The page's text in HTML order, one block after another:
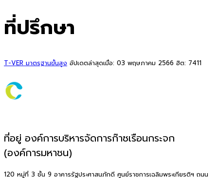
ที่ปรึกษา
T-VER มาตรฐานขั้นสูง อัปเดตล่าสุดเมื่อ: 03 พฤษภาคม 2566 ฮิต: 7411
ที่อยู่ องค์การบริหารจัดการก๊าซเรือนกระจก
(องค์การมหาชน)
120 หมู่ที่ 3 ชั้น 9 อาคารรัฐประศาสนภักดี ศูนย์ราชการเฉลิมพระเกียรติฯ ถนน